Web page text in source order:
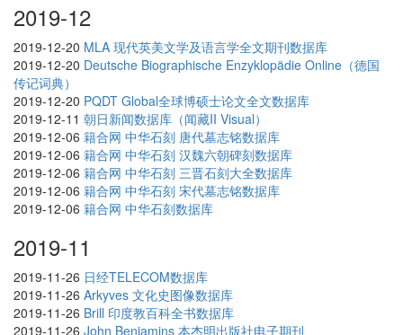
2019-12
2019-12-20 MLA 现代英美文学及语言学全文期刊数据库
2019-12-20 Deutsche Biographische Enzyklopädie Online（德国
传记词典）
2019-12-20 PQDT Global全球博硕士论文全文数据库
2019-12-11 朝日新闻数据库（闻藏II Visual）
2019-12-06 籍合网 中华石刻 唐代墓志铭数据库
2019-12-06 籍合网 中华石刻 汉魏六朝碑刻数据库
2019-12-06 籍合网 中华石刻 三晋石刻大全数据库
2019-12-06 籍合网 中华石刻 宋代墓志铭数据库
2019-12-06 籍合网 中华石刻数据库
2019-11
2019-11-26 日经TELECOM数据库
2019-11-26 Arkyves 文化史图像数据库
2019-11-26 Brill 印度教百科全书数据库
2019-11-26 John Benjamins 本杰明出版社电子期刊